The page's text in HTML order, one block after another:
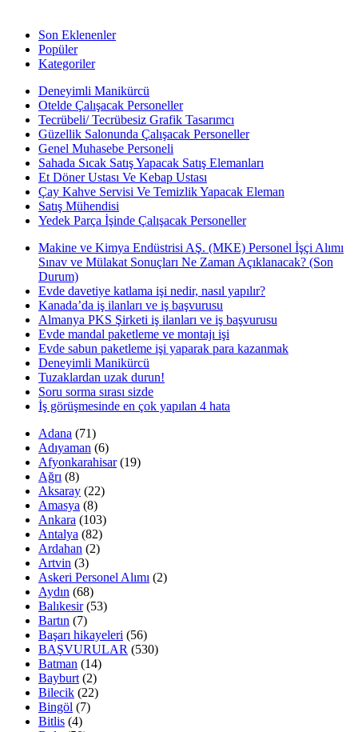
Son Eklenenler
Popüler
Kategoriler
Deneyimli Manikürcü
Otelde Çalışacak Personeller
Tecrübeli/ Tecrübesiz Grafik Tasarımcı
Güzellik Salonunda Çalışacak Personeller
Genel Muhasebe Personeli
Sahada Sıcak Satış Yapacak Satış Elemanları
Et Döner Ustası Ve Kebap Ustası
Çay Kahve Servisi Ve Temizlik Yapacak Eleman
Satış Mühendisi
Yedek Parça İşinde Çalışacak Personeller
Makine ve Kimya Endüstrisi AŞ. (MKE) Personel İşçi Alımı
Sınav ve Mülakat Sonuçları Ne Zaman Açıklanacak? (Son
Durum)
Evde davetiye katlama işi nedir, nasıl yapılır?
Kanada’da iş ilanları ve iş başvurusu
Almanya PKS Şirketi iş ilanları ve iş başvurusu
Evde mandal paketleme ve montajı işi
Evde sabun paketleme işi yaparak para kazanmak
Deneyimli Manikürcü
Tuzaklardan uzak durun!
Soru sorma sırası sizde
İş görüşmesinde en çok yapılan 4 hata
Adana (71)
Adıyaman (6)
Afyonkarahisar(19)
Ağrı (8)
Aksaray (22)
Amasya (8)
Ankara (103)
Antalya (82)
Ardahan (2)
Artvin (3)
Askeri Personel Alımı (2)
Aydın (68)
Balıkesir(53)
Bartın (7)
Başarı hikayeleri (56)
BAŞVURULAR (530)
Batman (14)
Bayburt (2)
Bilecik (22)
Bingöl (7)
Bitlis (4)